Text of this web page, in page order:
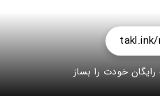
خودت را بساز